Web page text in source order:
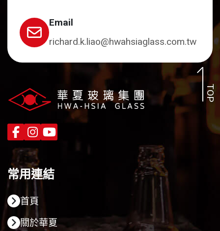
TOP
Email
richard.k.liao@hwahsiaglass.com.tw
常用連結
首頁
關於華夏